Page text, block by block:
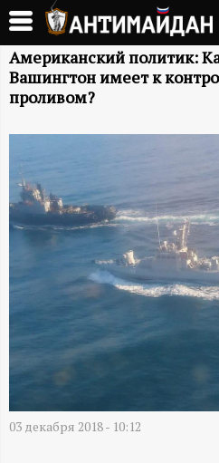
Перейти
основному
содержанию
А
Н
Т
И
М
А
Й
Д
А
Американский политик:
Вашингтон имеет к
проливом?
03 декабря 2018 - 10:12